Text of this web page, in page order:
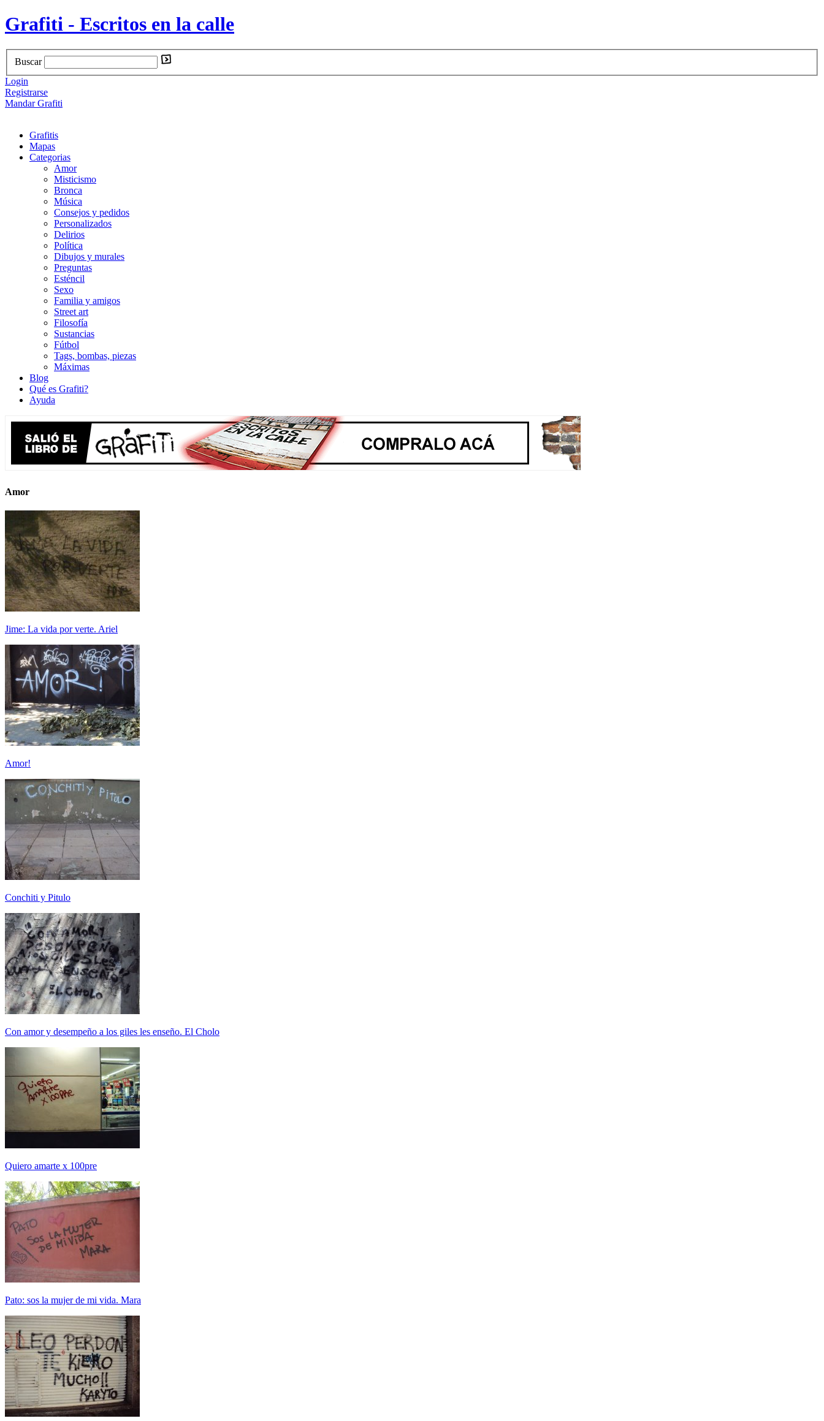
Grafiti - Escritos en la calle
Buscar
Login
Registrarse
Mandar Grafiti
Grafitis
Mapas
Categorias
Amor
Misticismo
Bronca
Música
Consejos y pedidos
Personalizados
Delirios
Política
Dibujos y murales
Preguntas
Esténcil
Sexo
Familia y amigos
Street art
Filosofía
Sustancias
Fútbol
Tags, bombas, piezas
Máximas
Blog
Qué es Grafiti?
Ayuda
Amor
Jime: La vida por verte. Ariel
Amor!
Conchiti y Pitulo
Con amor y desempeño a los giles les enseño. El Cholo
Quiero amarte x 100pre
Pato: sos la mujer de mi vida. Mara